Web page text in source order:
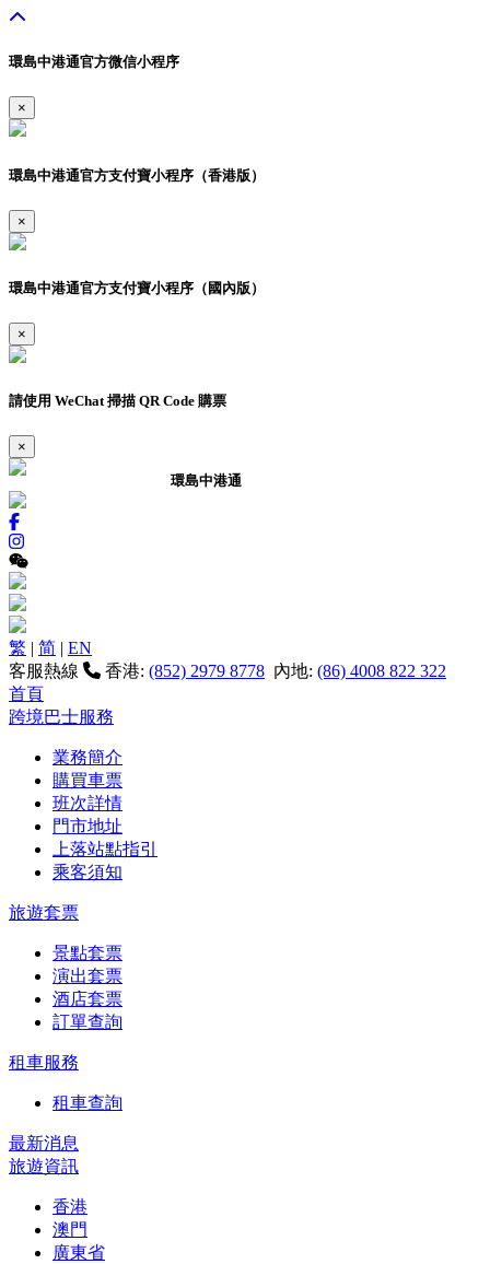
環島中港通官方微信小程序
×
環島中港通官方支付寶小程序（香港版）
×
環島中港通官方支付寶小程序（國內版）
×
請使用 WeChat 掃描 QR Code 購票
×
環島中港通
繁 | 简 | EN
客服熱線
香港: (852) 2979 8778 內地: (86) 4008 822 322
首頁
跨境巴士服務
業務簡介
購買車票
班次詳情
門市地址
上落站點指引
乘客須知
旅遊套票
景點套票
演出套票
酒店套票
訂單查詢
租車服務
租車查詢
最新消息
旅遊資訊
香港
澳門
廣東省